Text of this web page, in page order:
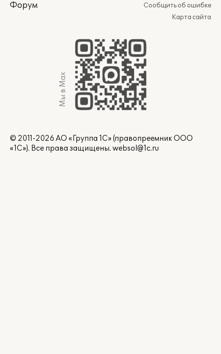
Форум
Сообщить об ошибке
Карта сайта
Мы в Max
© 2011-2026 АО «Группа 1С» (правопреемник ООО
«1С»). Все права защищены. websol@1c.ru